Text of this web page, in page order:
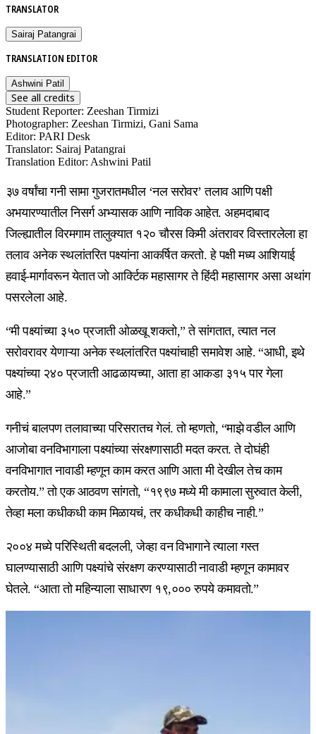
TRANSLATOR
Sairaj Patangrai
TRANSLATION EDITOR
Ashwini Patil
See all credits
Student Reporter: Zeeshan Tirmizi
Photographer: Zeeshan Tirmizi, Gani Sama
Editor: PARI Desk
Translator: Sairaj Patangrai
Translation Editor: Ashwini Patil
३७ वर्षांचा गनी सामा गुजरातमधील ‘नल सरोवर’ तलाव आणि पक्षी
अभयारण्यातील निसर्ग अभ्यासक आणि नाविक आहेत. अहमदाबाद
जिल्ह्यातील विरमगाम तालुक्यात १२० चौरस किमी अंतरावर विस्तारलेला हा
तलाव अनेक स्थलांतरित पक्ष्यांना आकर्षित करतो. हे पक्षी मध्य आशियाई
हवाई-मार्गावरून येतात जो आर्क्टिक महासागर ते हिंदी महासागर असा अथांग
पसरलेला आहे.
“मी पक्ष्यांच्या ३५० प्रजाती ओळखू शकतो,” ते सांगतात, त्यात नल
सरोवरावर येणाऱ्या अनेक स्थलांतरित पक्ष्यांचाही समावेश आहे. “आधी, इथे
पक्ष्यांच्या २४० प्रजाती आढळायच्या, आता हा आकडा ३१५ पार गेला
आहे.”
गनीचं बालपण तलावाच्या परिसरातच गेलं. तो म्हणतो, “माझे वडील आणि
आजोबा वनविभागाला पक्ष्यांच्या संरक्षणासाठी मदत करत. ते दोघंही
वनविभागात नावाडी म्हणून काम करत आणि आता मी देखील तेच काम
करतोय.” तो एक आठवण सांगतो, “१९९७ मध्ये मी कामाला सुरुवात केली,
तेव्हा मला कधीकधी काम मिळायचं, तर कधीकधी काहीच नाही.”
२००४ मध्ये परिस्थिती बदलली, जेव्हा वन विभागाने त्याला गस्त
घालण्यासाठी आणि पक्ष्यांचे संरक्षण करण्यासाठी नावाडी म्हणून कामावर
घेतले. “आता तो महिन्याला साधारण १९,००० रुपये कमावतो.”